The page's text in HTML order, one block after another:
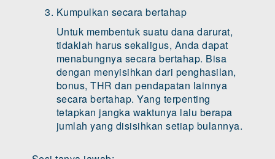
Kumpulkan secara bertahap
Untuk membentuk suatu dana darurat,
tidaklah harus sekaligus, Anda dapat
menabungnya secara bertahap. Bisa
dengan menyisihkan dari penghasilan,
bonus, THR dan pendapatan lainnya
secara bertahap. Yang terpenting
tetapkan jangka waktunya lalu berapa
jumlah yang disisihkan setiap bulannya.